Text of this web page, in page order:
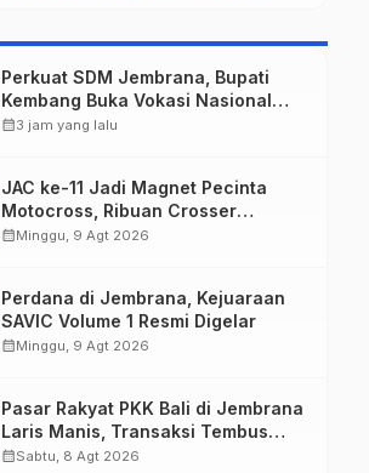
Perkuat SDM Jembrana, Bupati
Kembang Buka Vokasi Nasional
Batch 3
calendar_month3 jam yang lalu
JAC ke-11 Jadi Magnet Pecinta
Motocross, Ribuan Crosser
Ramaikan HUT Kota Negara ke-131
calendar_monthMinggu, 9 Agt 2026
Perdana di Jembrana, Kejuaraan
SAVIC Volume 1 Resmi Digelar
calendar_monthMinggu, 9 Agt 2026
Pasar Rakyat PKK Bali di Jembrana
Laris Manis, Transaksi Tembus
Rp.672 Juta Sehari
calendar_monthSabtu, 8 Agt 2026